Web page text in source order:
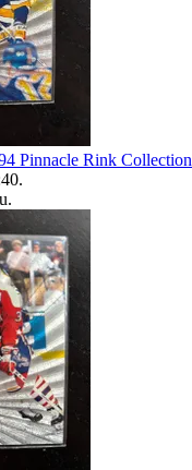
Pinnacle Rink Collection
.
.